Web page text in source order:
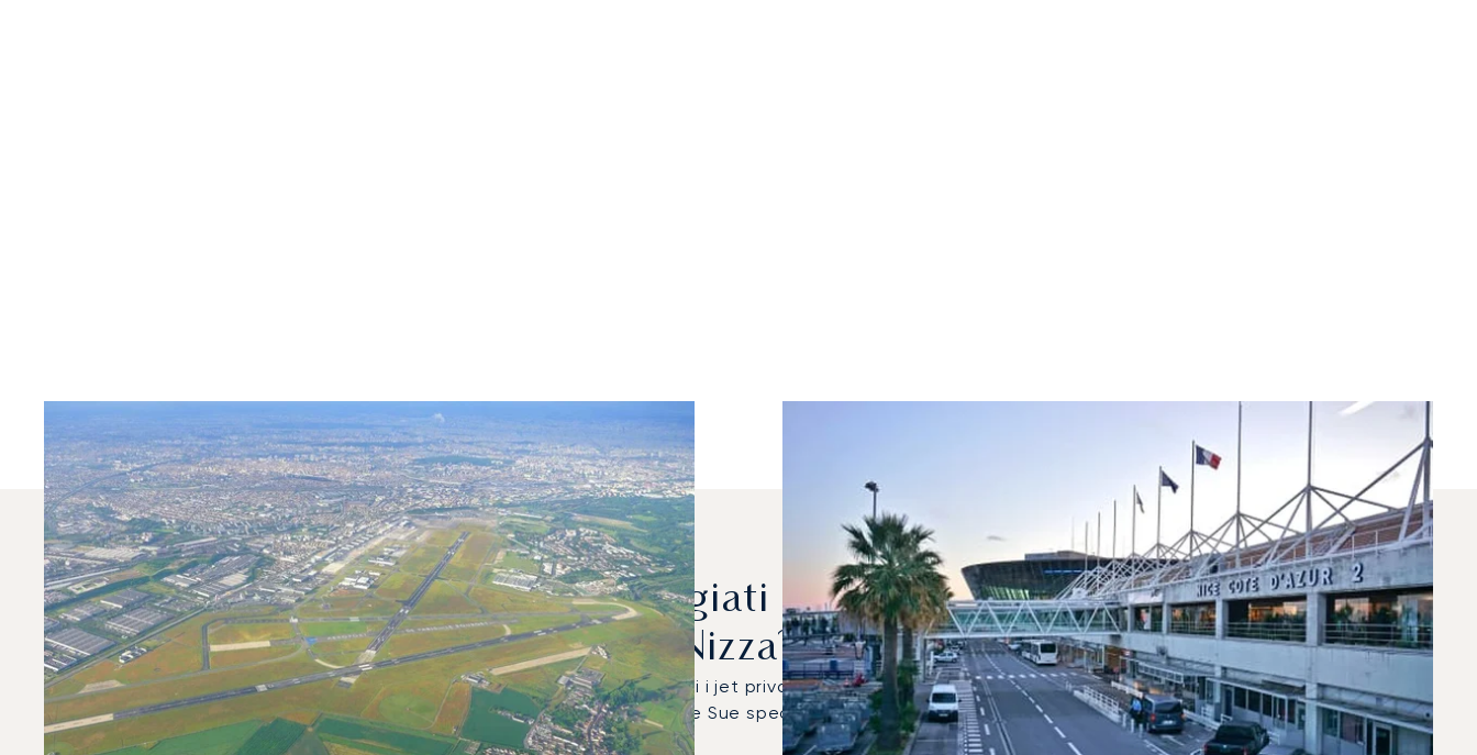
Quali Jet Privati Vengono Noleggiati Più Frequentemente Tra Parigi E
Nizza?
Nel 2025, il Phenom 100, il Beechjet 400A e il Citation Latitude sono stati i jet privati più utilizzati per i voli tra Nizza e Parigi. Un consulente dedicato
all'aviazione privata può aiutarLa a scegliere l'aeromobile più adatto alle Sue specifiche esigenze di viaggio.
Contatti uno dei nostri uffici locali.